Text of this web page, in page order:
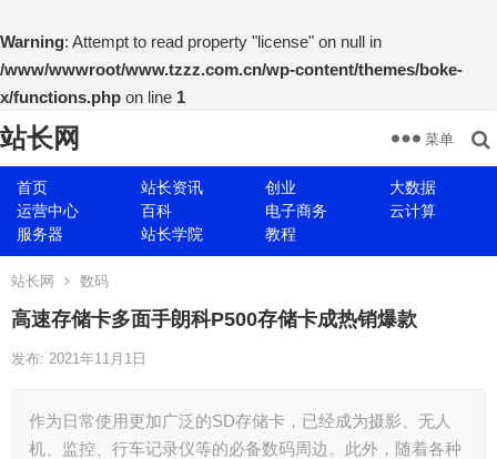
Warning: Attempt to read property "license" on null in
/www/wwwroot/www.tzzz.com.cn/wp-content/themes/boke-
x/functions.php on line 1
站长网
首页 站长资讯 创业
大数据
运营中心
百科 电子商务
云计算
服务器
站长学院 教程
菜单
站长网 数码
高速存储卡多面手朗科P500存储卡成热销爆款
发布: 2021年11月1日
作为日常使用更加广泛的SD存储卡，已经成为摄影、无人
机、监控、行车记录仪等的必备数码周边。此外，随着各种